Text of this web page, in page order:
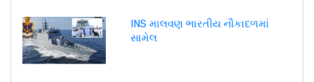
INS માલવણ ભારતીય નૌકાદળમાં
સામેલ